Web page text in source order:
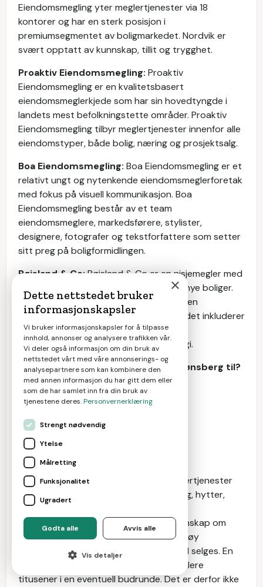
Eiendomsmegling yter meglertjenester via 18
kontorer og har en sterk posisjon i
premiumsegmentet av boligmarkedet. Nordvik er
svært opptatt av kunnskap, tillit og trygghet.
Proaktiv Eiendomsmegling: Proaktiv
Eiendomsmegling er en kvalitetsbasert
eiendomsmeglerkjede som har sin hovedtyngde i
landets mest befolkningstette områder. Proaktiv
Eiendomsmegling tilbyr meglertjenester innenfor alle
eiendomstyper, både bolig, næring og prosjektsalg.
Boa Eiendomsmegling: Boa Eiendomsmegling er et
relativt ungt og nytenkende eiendomsmeglerforetak
med fokus på visuell kommunikasjon. Boa
Eiendomsmegling består av et team
eiendomsmeglere, markedsførere, stylister,
designere, fotografer og tekstforfattere som setter
sitt preg på boligformidlingen.
Røisland & Co:Røisland & Co er en nisjemegler med
spesialisering innen utvikling og salg av nye boliger.
Røisland & Co tilbyr meglertjenester innen
prosjektsalg og boligsalg. Tjenestetilbudet inkluderer
rådgiving innen boligutvikling,
markedskommunikasjon og salgsstrategi.
Hva trenger du eiendomsmegler i Tønsberg til?
Selge bolig|Refinansiere lån
Hva gjør en
eiendomsmegler i
Tønsberg?
Eiendomsmeglere i Tønsberg yter meglertjenester
innen kjøp og salg av brukt bolig, nybygg, hytter,
næringseiendom og tomter. En dyktig
eiendomsmegler bør ha svært god kunnskap om
området det megles i, lang erfaring og høy
kompetanse på den type bolig som skal selges. En
megler og dens nettverk kan generere flere
titusener i en eventuell budrunde. Det er derfor ikke
×
Dette nettstedet bruker
informasjonskapsler
Vi bruker informasjonskapsler for å tilpasse
innhold, annonser og analysere trafikken vår.
Vi deler også informasjon om din bruk av
nettstedet vårt med våre annonserings- og
analysepartnere som kan kombinere den
med annen informasjon du har gitt dem eller
som de har samlet inn fra din bruk av
tjenestene deres.Personvernerklæring
Strengt nødvendig
Ytelse
Målretting
Funksjonalitet
Ugradert
Godta alle Avvis alle
Vis detaljer